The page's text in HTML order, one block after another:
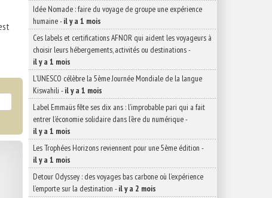
Idée Nomade : faire du voyage de groupe une expérience
humaine-il y a 1 mois
Ces labels et certifications AFNOR qui aident les voyageurs à
choisir leurs hébergements, activités ou destinations-
il y a 1 mois
L’UNESCO célèbre la 5ème Journée Mondiale de la langue
Kiswahili -il y a 1 mois
Label Emmaüs fête ses dix ans : l’improbable pari qui a fait
entrer l’économie solidaire dans l’ère du numérique-
il y a 1 mois
Les Trophées Horizons reviennent pour une 5ème édition -
il y a 1 mois
Detour Odyssey : des voyages bas carbone où l’expérience
l’emporte sur la destination -il y a 2 mois